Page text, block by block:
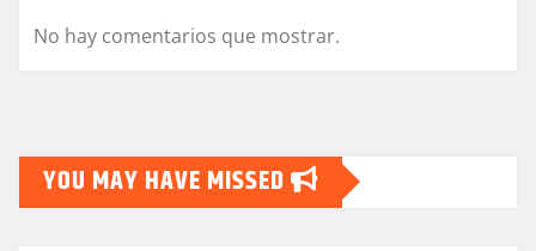
No hay comentarios que mostrar.
YOU MAY HAVE MISSED